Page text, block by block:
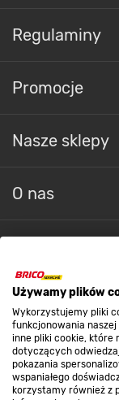
Używamy plików
Wykorzystujemy pliki
funkcjonowania
inne pliki cookie, które
dotyczących
pokazania
wspaniałego
korzystamy również z
Regulaminy
Promocje
Nasze sklepy
O nas
Strefa
Dołącz do nas